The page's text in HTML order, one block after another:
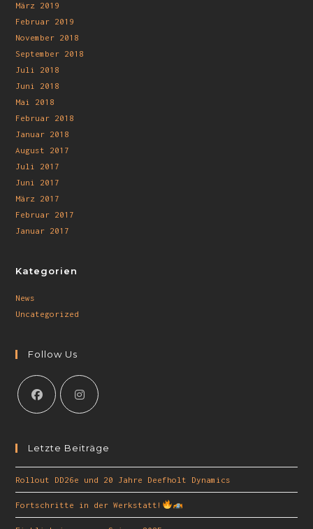
März 2019
Februar 2019
November 2018
September 2018
Juli 2018
Juni 2018
Mai 2018
Februar 2018
Januar 2018
August 2017
Juli 2017
Juni 2017
März 2017
Februar 2017
Januar 2017
Kategorien
News
Uncategorized
Follow Us
Letzte Beiträge
Rollout DD26e und 20 Jahre Deefholt Dynamics
Fortschritte in der Werkstatt!